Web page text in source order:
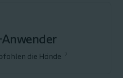
Anwender
die Hände. 7